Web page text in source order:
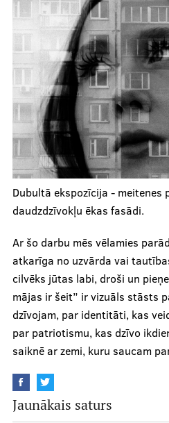
Dubultā ekspozīcija -
daudzdzīvokļu ēkas fasādi.
Ar šo darbu mēs vēlamies
atkarīga no uzvārda vai
cilvēks jūtas labi, droši un
mājas ir šeit” ir vizuāls stāsts
dzīvojam, par identitāti, kas
par patriotismu, kas dzīvo
saiknē ar zemi, kuru saucam
Jaunākais saturs